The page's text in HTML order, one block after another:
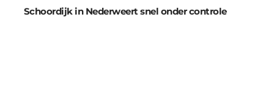
Schoordijk in Nederweert snel onder controle